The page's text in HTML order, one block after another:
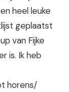
heel leuke
geplaatst
van Fijke
is. Ik heb
horens/